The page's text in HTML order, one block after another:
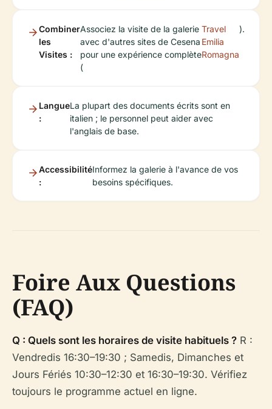
Combiner
les
Visites :
Associez la visite de la galerie
avec d'autres sites de Cesena
pour une expérience complète
(
Travel
Emilia
Romagna
).
Langue
:
La plupart des documents écrits sont en
italien ; le personnel peut aider avec
l'anglais de base.
Accessibilité
:
Informez la galerie à l'avance de vos
besoins spécifiques.
Foire Aux Questions
(FAQ)
Q : Quels sont les horaires de visite habituels ? R :
Vendredis 16:30–19:30 ; Samedis, Dimanches et
Jours Fériés 10:30–12:30 et 16:30–19:30. Vérifiez
toujours le programme actuel en ligne.